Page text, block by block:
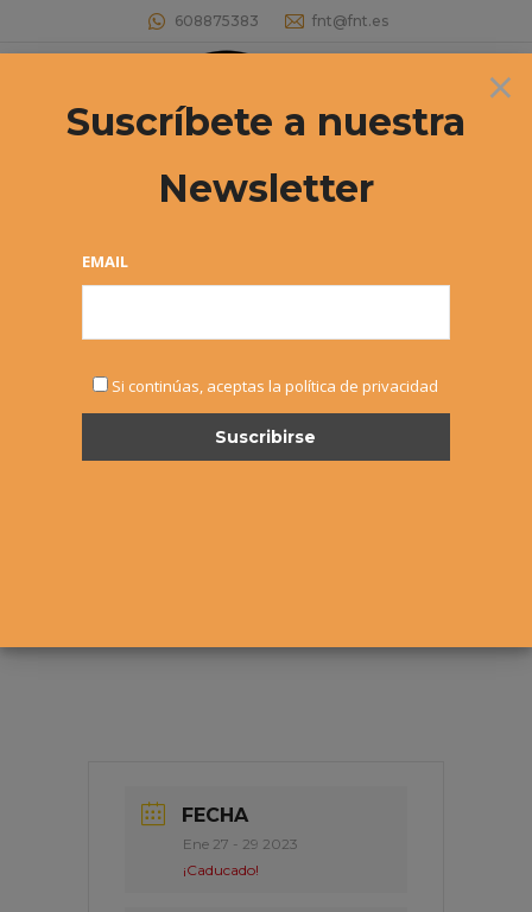
608875383 fnt@fnt.es
Buscar:
II TORNEO SUB10 «TU MASCOTA» – 1º
FECHA
Ene 27 - 29 2023
¡Caducado!
×
Suscríbete a nuestra
Newsletter
EMAIL
Si continúas, aceptas la política de privacidad